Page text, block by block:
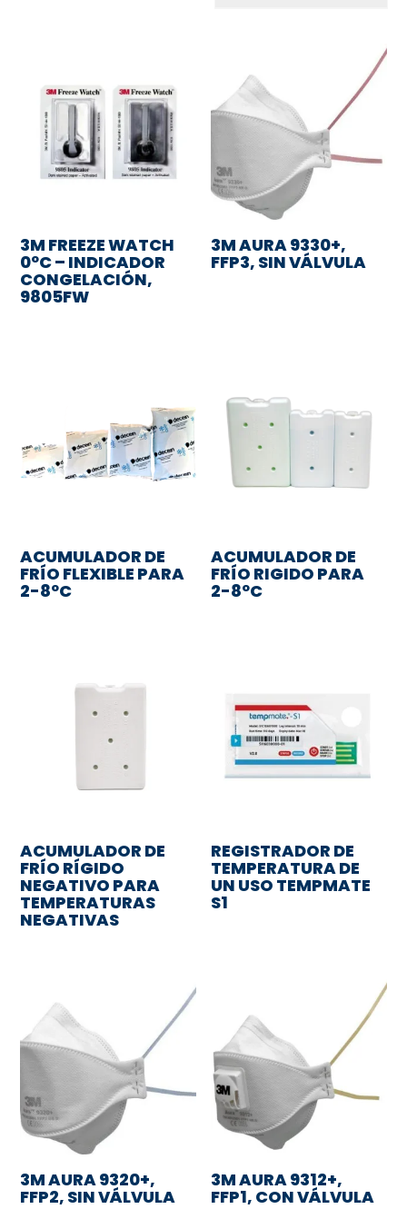
3M FREEZE WATCH
0ºC – INDICADOR
CONGELACIÓN,
9805FW
3M AURA 9330+,
FFP3, SIN VÁLVULA
ACUMULADOR DE
FRÍO FLEXIBLE PARA
2-8ºC
ACUMULADOR DE
FRÍO RIGIDO PARA
2-8ºC
ACUMULADOR DE
FRÍO RÍGIDO
NEGATIVO PARA
TEMPERATURAS
NEGATIVAS
REGISTRADOR DE
TEMPERATURA DE
UN USO TEMPMATE
S1
3M AURA 9320+,
FFP2, SIN VÁLVULA
3M AURA 9312+,
FFP1, CON VÁLVULA